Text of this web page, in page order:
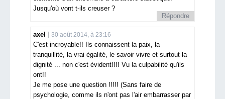
Jusqu'où vont t-ils creuser ?
Répondre
axel 30 août 2014, à 23:16
C'est incroyable!! Ils connaissent la paix, la
tranquillité, la vrai égalité, le savoir vivre et surtout la
dignité ... non c'est évident!!!! Vu la culpabilité qu'ils
ont!!
Je me pose une question !!!!! (Sans faire de
psychologie, comme ils n'ont pas l'air embarrasser par